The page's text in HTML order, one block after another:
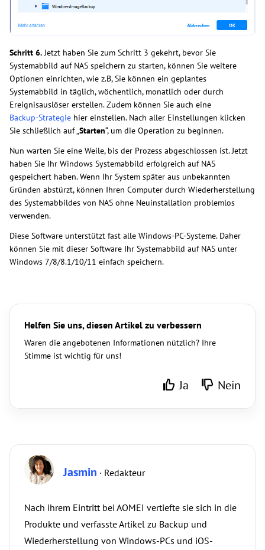
Schritt 6.Jetzt haben Sie zum Schritt 3 gekehrt, bevor Sie
Systemabbild auf NAS speichern zu starten, können Sie weitere
Optionen einrichten, wie z.B, Sie können ein geplantes
Systemabbild in täglich, wöchentlich, monatlich oder durch
Ereignisauslöser erstellen. Zudem können Sie auch eine
Backup-Strategie hier einstellen. Nach aller Einstellungen klicken
Sie schließlich auf „Starten“, um die Operation zu beginnen.
Nun warten Sie eine Weile, bis der Prozess abgeschlossen ist. Jetzt
haben Sie Ihr Windows Systemabbild erfolgreich auf NAS
gespeichert haben. Wenn Ihr System später aus unbekannten
Gründen abstürzt, können Ihren Computer durch Wiederherstellung
des Systemabbildes von NAS ohne Neuinstallation problemlos
verwenden.
Diese Software unterstützt fast alle Windows-PC-Systeme. Daher
können Sie mit dieser Software Ihr Systemabbild auf NAS unter
Windows 7/8/8.1/10/11 einfach speichern.
Helfen Sie uns, diesen Artikel zu verbessern
Waren die angebotenen Informationen nützlich? Ihre
Stimme ist wichtig für uns!
Ja Nein
Jasmin · Redakteur
Nach ihrem Eintritt bei AOMEI vertiefte sie sich in die
Produkte und verfasste Artikel zu Backup und
Wiederherstellung von Windows-PCs und iOS-